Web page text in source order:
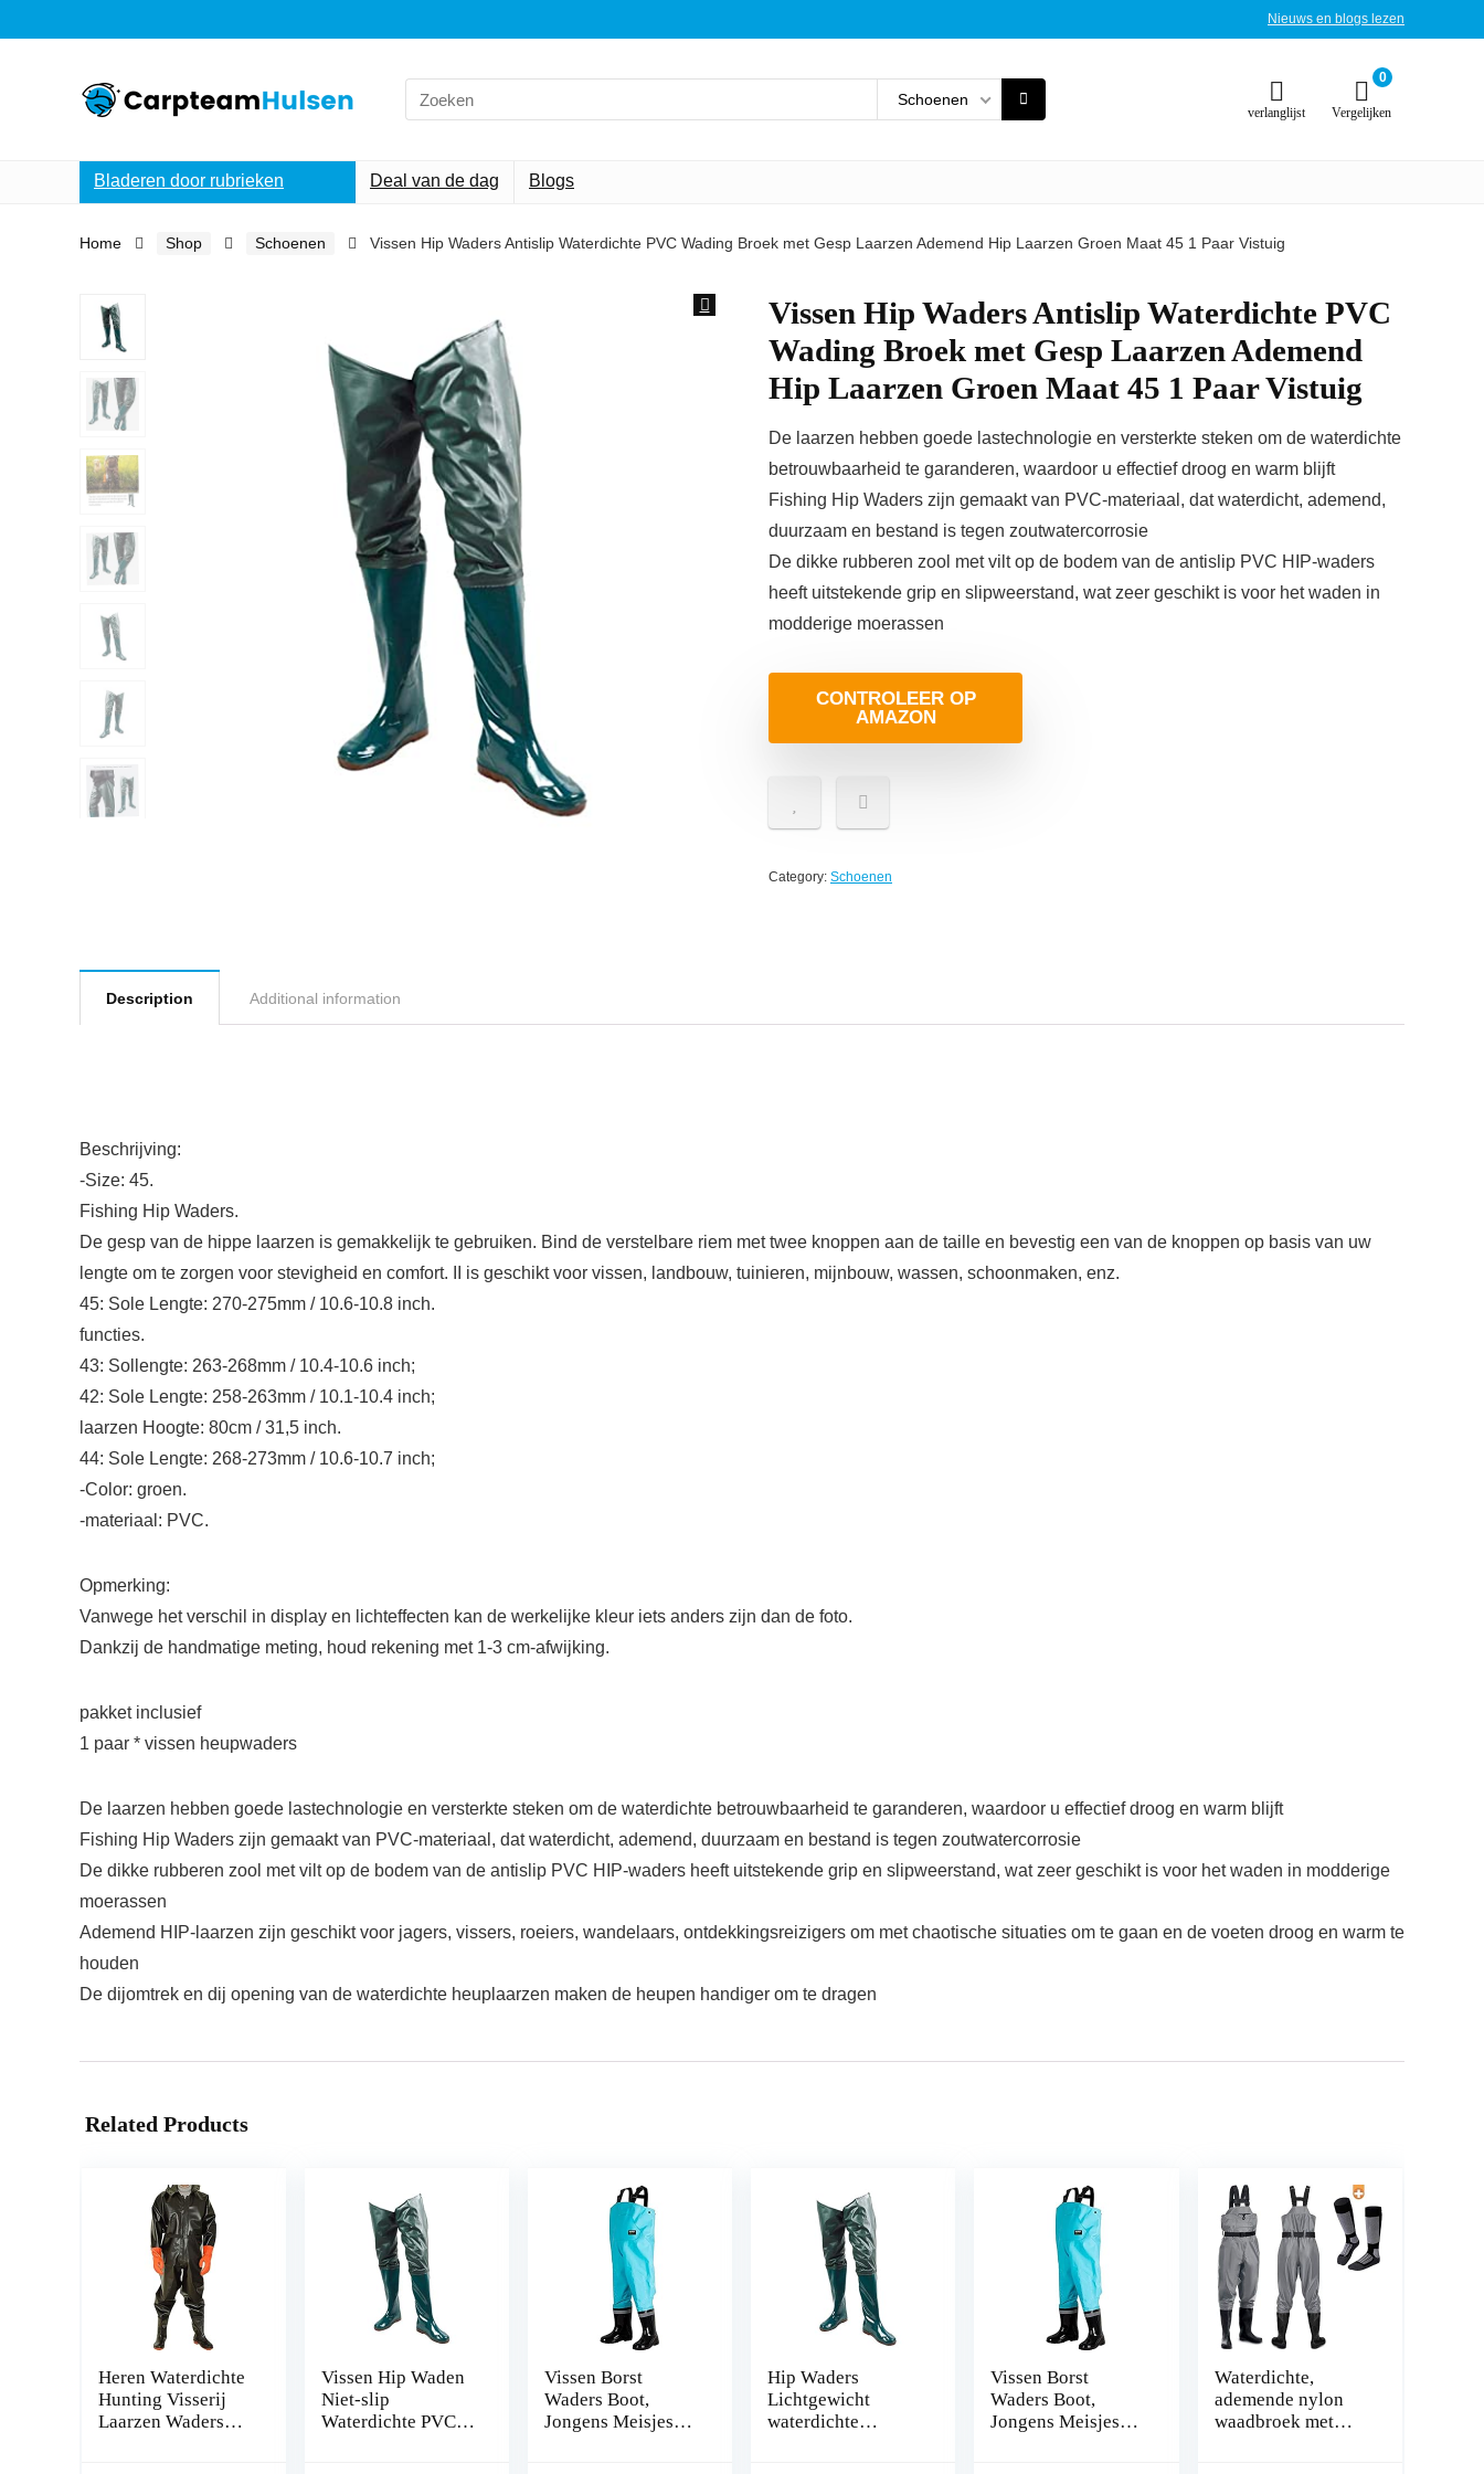
Nieuws en blogs lezen
Search
for:
Schoenen
verlanglijst
0
Vergelijken
Bladeren door rubrieken Deal van de dag Blogs
Home Shop Schoenen Vissen Hip Waders Antislip Waterdichte PVC Wading Broek met Gesp Laarzen Ademend Hip Laarzen Groen Maat 45 1 Paar Vistuig
Vissen Hip Waders Antislip Waterdichte PVC
Wading Broek met Gesp Laarzen Ademend
Hip Laarzen Groen Maat 45 1 Paar Vistuig
De laarzen hebben goede lastechnologie en versterkte steken om de waterdichte
betrouwbaarheid te garanderen, waardoor u effectief droog en warm blijft
Fishing Hip Waders zijn gemaakt van PVC-materiaal, dat waterdicht, ademend,
duurzaam en bestand is tegen zoutwatercorrosie
De dikke rubberen zool met vilt op de bodem van de antislip PVC HIP-waders
heeft uitstekende grip en slipweerstand, wat zeer geschikt is voor het waden in
modderige moerassen
CONTROLEER OP
AMAZON
Category: Schoenen
Description Additional information
Beschrijving:
-Size: 45.
Fishing Hip Waders.
De gesp van de hippe laarzen is gemakkelijk te gebruiken. Bind de verstelbare riem met twee knoppen aan de taille en bevestig een van de knoppen op basis van uw
lengte om te zorgen voor stevigheid en comfort. II is geschikt voor vissen, landbouw, tuinieren, mijnbouw, wassen, schoonmaken, enz.
45: Sole Lengte: 270-275mm / 10.6-10.8 inch.
functies.
43: Sollengte: 263-268mm / 10.4-10.6 inch;
42: Sole Lengte: 258-263mm / 10.1-10.4 inch;
laarzen Hoogte: 80cm / 31,5 inch.
44: Sole Lengte: 268-273mm / 10.6-10.7 inch;
-Color: groen.
-materiaal: PVC.
Opmerking:
Vanwege het verschil in display en lichteffecten kan de werkelijke kleur iets anders zijn dan de foto.
Dankzij de handmatige meting, houd rekening met 1-3 cm-afwijking.
pakket inclusief
1 paar * vissen heupwaders
De laarzen hebben goede lastechnologie en versterkte steken om de waterdichte betrouwbaarheid te garanderen, waardoor u effectief droog en warm blijft
Fishing Hip Waders zijn gemaakt van PVC-materiaal, dat waterdicht, ademend, duurzaam en bestand is tegen zoutwatercorrosie
De dikke rubberen zool met vilt op de bodem van de antislip PVC HIP-waders heeft uitstekende grip en slipweerstand, wat zeer geschikt is voor het waden in modderige
moerassen
Ademend HIP-laarzen zijn geschikt voor jagers, vissers, roeiers, wandelaars, ontdekkingsreizigers om met chaotische situaties om te gaan en de voeten droog en warm te
houden
De dijomtrek en dij opening van de waterdichte heuplaarzen maken de heupen handiger om te dragen
Related Products
Heren Waterdichte
Hunting Visserij
Laarzen Waders
Vissen Hip Waden
Niet-slip
Waterdichte PVC
Vissen Borst
Waders Boot,
Jongens Meisjes
Hip Waders
Lichtgewicht
waterdichte
Vissen Borst
Waders Boot,
Jongens Meisjes
Waterdichte,
ademende nylon
waadbroek met